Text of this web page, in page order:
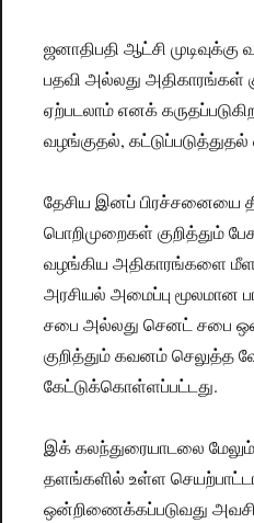
ஜனாதிபதி ஆட்சி
பதவி அல்லது அதிகாரங்கள்
ஏற்படலாம் எனக்
வழங்குதல்,
தேசிய இனப் பிரச்சனையை
பொறிமுறைகள் குறித்தும்
வழங்கிய அதிகாரங்களை
அரசியல் அமைப்பு மூலமான
சபை அல்லது செனட் சபை
குறித்தும் கவனம் செலுத்த
கேட்டுக்கொள்ளப்பட்டது.
இக் கலந்துரையாடலை
தளங்களில் உள்ள
ஒன்றிணைக்கப்படுவது